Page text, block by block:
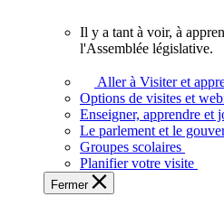
voir,
apprendre
et
à
Il y a tant à voir, à
l'Assemblée législative.
Aller à Visiter et
Options de visites et
Enseigner, apprendre et
Le parlement et le
Groupes scolaires
Planifier votre visite
Fermer